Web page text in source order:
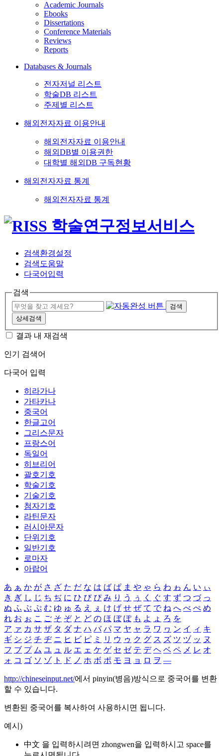
Academic Journals
Ebooks
Dissertations
Conference Materials
Reviews
Reports
Databases & Journals
전자저널 리스트
학술DB 리스트
주제별 리스트
해외전자자료 이용안내
해외전자자료 이용안내
해외DB별 이용권한
대학별 해외DB 구독현황
해외전자자료 통계
해외전자자료 통계
검색환경설정
검색도움말
다국어입력
검색
검색
상세검색
결과 내 재검색
인기 검색어
다국어 입력
히라가나
가타카나
중국어
한글고어
그리스문자
프랑스어
독일어
히브리어
괄호기호
학술기호
기술기호
첨자기호
라틴문자
러시아문자
단위기호
일반기호
로마자
아랍어
あ ぁ か が さ ざ た だ な は ば ぱ ま や ゃ ら わ ゎ ん い ぃ
き ぎ し じ ち ぢ に ひ び ぴ み り う ぅ く ぐ す ず つ づ っ
ぬ ふ ぶ ぷ む ゆ ゅ る え ぇ け げ せ ぜ て で ね へ べ ぺ め
れ お ぉ こ ご そ ぞ と ど の ほ ぼ ぽ も よ ょ ろ を
ア ァ カ サ ザ タ ダ ナ ハ バ パ マ ヤ ャ ラ ワ ヮ ン イ ィ キ
ギ シ ジ チ ヂ ニ ヒ ビ ピ ミ リ ウ ゥ ク グ ス ズ ツ ヅ ッ ヌ
フ ブ プ ム ユ ュ ル エ ェ ケ ゲ セ ゼ テ デ ヘ ベ ペ メ レ オ
ォ コ ゴ ソ ゾ ト ド ノ ホ ボ ポ モ ヨ ョ ロ ヲ ―
http://chineseinput.net/에서 pinyin(병음)방식으로 중국어를 변환
할 수 있습니다.
변환된 중국어를 복사하여 사용하시면 됩니다.
예시)
中文 을 입력하시려면 zhongwen을 입력하시고 space를